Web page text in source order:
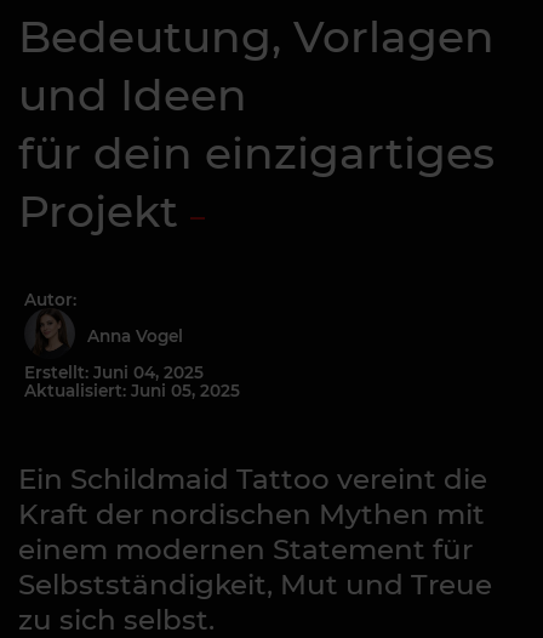
Bedeutung, Vorlagen
und Ideen
für dein einzigartiges
Projekt
Autor:
Anna Vogel
Erstellt: Juni 04, 2025
Aktualisiert: Juni 05, 2025
Ein Schildmaid Tattoo vereint die
Kraft der nordischen Mythen mit
einem modernen Statement für
Selbstständigkeit, Mut und Treue
zu sich selbst.